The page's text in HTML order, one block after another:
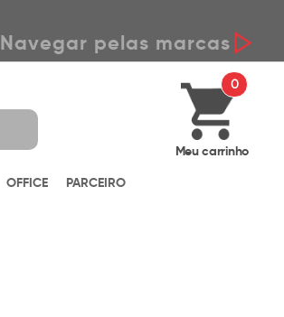
Navegar pelas marcas
0
Meu carrinho
OFFICE PARCEIRO